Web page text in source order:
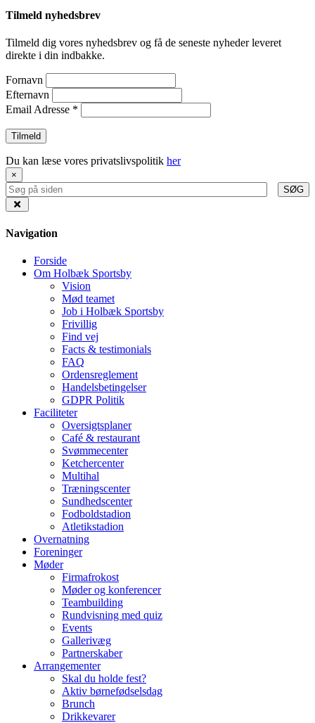
Tilmeld nyhedsbrev
Tilmeld dig vores nyhedsbrev og få de seneste nyheder leveret
direkte i din indbakke.
Fornavn
Efternavn
Email Adresse *
Du kan læse vores privatslivspolitik her
×
SØG
Navigation
Forside
Om Holbæk Sportsby
Vision
Mød teamet
Job i Holbæk Sportsby
Frivillig
Find vej
Facts & testimonials
FAQ
Ordensreglement
Handelsbetingelser
GDPR Politik
Faciliteter
Oversigtsplaner
Café & restaurant
Svømmecenter
Ketchercenter
Multihal
Træningscenter
Sundhedscenter
Fodboldstadion
Atletikstadion
Overnatning
Foreninger
Møder
Firmafrokost
Møder og konferencer
Teambuilding
Rundvisning med quiz
Events
Gallerivæg
Partnerskaber
Arrangementer
Skal du holde fest?
Aktiv børnefødselsdag
Brunch
Drikkevarer